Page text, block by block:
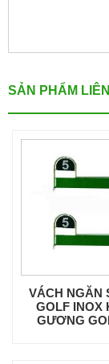
SẢN PHẨM
VÁCH NGĂN
GOLF INOX
GƯƠNG